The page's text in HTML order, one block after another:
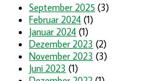
September 2025 (3)
Februar 2024 (1)
Januar 2024 (1)
Dezember 2023 (2)
November 2023 (3)
Juni 2023 (1)